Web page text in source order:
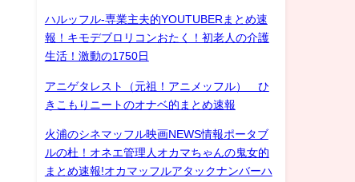
ハルッフル-専業主夫的YOUTUBERまとめ速
報！キモデブロリコンおたく！初老人の介護
生活！激動の1750日
アニゲタレスト（元祖！アニメッフル） ひ
きこもりニートのオナベ的まとめ速報
火浦のシネマッフル映画NEWS情報ポータブ
ルの杜！オネエ管理人オカマちゃんの鬼女的
まとめ速報!オカマッフルアタックナンバーハ